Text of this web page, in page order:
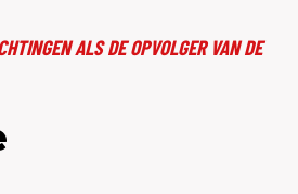
ALS DE OPVOLGER VAN DE